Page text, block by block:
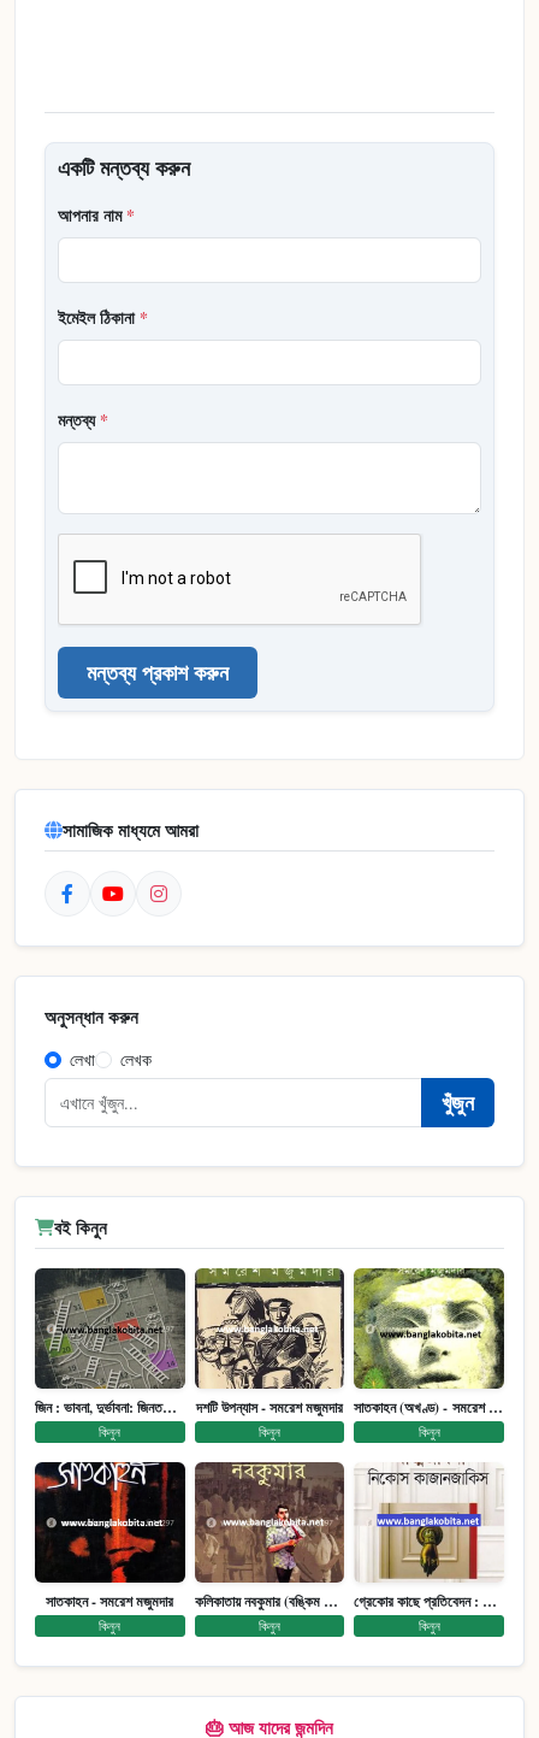
একটি মন্তব্য করুন
আপনার নাম*
ইমেইল ঠিকানা*
মন্তব্য*
মন্তব্য প্রকাশ করুন
সামাজিক মাধ্যমে আমরা
অনুসন্ধান করুন
লেখা লেখক
খুঁজুন
বই কিনুন
জিন : ভাবনা, দুর্ভাবনা: জিনতত্ত্ব সমাজ ইতিহাস (পেপারব্যাক)
কিনুন
দশটি উপন্যাস - সমরেশ মজুমদার
কিনুন
সাতকাহন (অখণ্ড) - সমরেশ মজুমদার
কিনুন
সাতকাহন - সমরেশ মজুমদার
কিনুন
কলিকাতায় নবকুমার (বঙ্কিম পুরষ্কারে সম্মানিত)(মানবিক মেগা উপন্যাস)
কিনুন
গ্রেকোর কাছে প্রতিবেদন : আত্মজীবনী
কিনুন
🎂 আজ যাদের জন্মদিন